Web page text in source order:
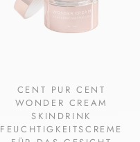
CENT PUR CENT
WONDER CREAM
SKINDRINK
FEUCHTIGKEITSCREME